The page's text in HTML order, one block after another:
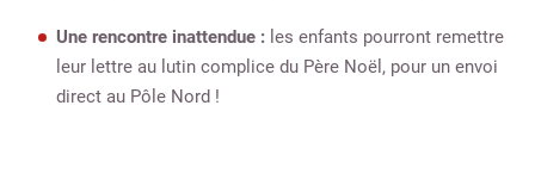
Une rencontre inattendue : les enfants pourront remettre
leur lettre au lutin complice du Père Noël, pour un envoi
direct au Pôle Nord !